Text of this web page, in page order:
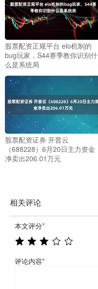
股票配资正规平台 elo机制的
bug玩家，S44赛季教你识别什
么是系统局
股票配资证券 开普云
（688228）6月20日主力资金
净卖出206.01万元
相关评论
本文评分*
评论内容*